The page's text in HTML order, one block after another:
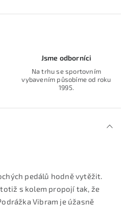
Jsme odborníci
Na trhu se sportovním
vybavením působíme od roku
1995.
pedálů hodně vytěžit.
s kolem propojí tak, že
Vibram je úžasně